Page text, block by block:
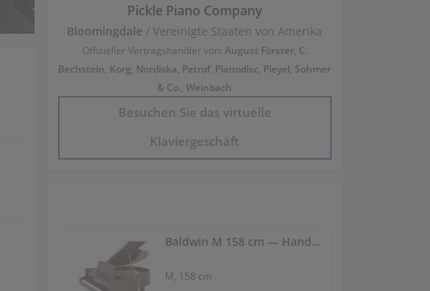
Pickle Piano Company
Bloomingdale / Vereinigte Staaten von Amerika
Offizieller Vertragshändler von: August Förster, C.
Bechstein, Korg, Nordiska, Petrof, Pianodisc, Pleyel, Sohmer
& Co.,Weinbach
Besuchen Sie das virtuelle
Klaviergeschäft
Baldwin M 158 cm — Handgefertigter Babyflügel, kraftvoller Klang
M, 158 cm